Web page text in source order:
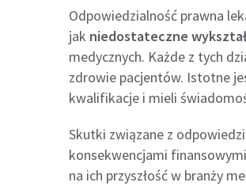
Odpowiedzialność prawna
jak niedostateczne
medycznych. Każde z tych
zdrowie pacjentów. Istotne
kwalifikacje i mieli
Skutki związane z
konsekwencjami
na ich przyszłość w branży